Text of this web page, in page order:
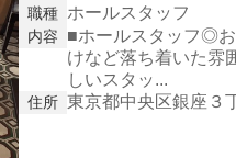
職種 ホールスタッフ
内容
■ホールスタッフ◎
けなど落ち着いた雰
しいスタッ...
住所 東京都中央区銀座３